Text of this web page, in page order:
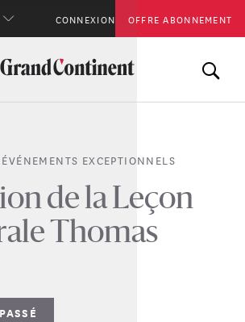
CONNEXION OFFRE ABONNEMENT
ÉVÉNEMENTS EXCEPTIONNELS
de la Leçon
Thomas